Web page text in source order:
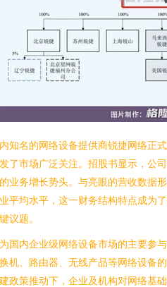
知名的网络设备提供商锐捷网络正
了市场广泛关注。招股书显示，公
业务增长势头。与亮眼的营收数据
平均水平，这一财务结构特点成为
议题。
国内企业级网络设备市场的主要参
机、路由器、无线产品等网络设备
政策推动下，企业及机构对网络基